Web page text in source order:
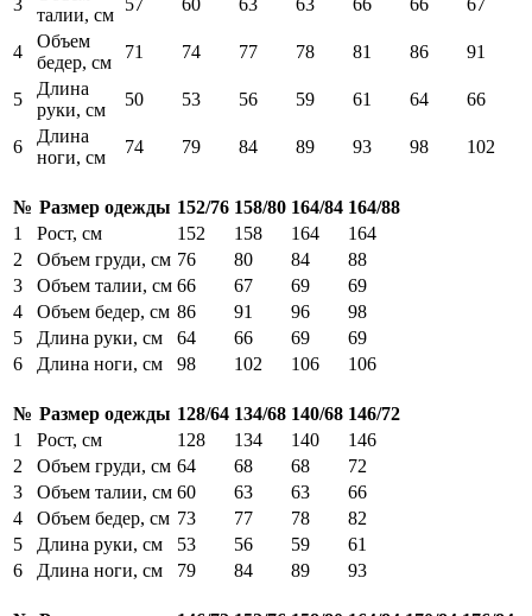
талии, см
4
Объем
бедер, см
71 74 77 78 81 86 91
5
Длина
руки, см
50 53 56 59 61 64 66
6
Длина
ноги, см
74 79 84 89 93 98 102
№ Размер одежды 152/76 158/80 164/84 164/88
1
Рост, см 152 158 164
164
2
Объем груди, см 76 80 84
88
3
Объем талии, см 66 67 69
69
4
Объем бедер, см 86 91 96
98
5
Длина руки, см 64 66 69
69
6
Длина ноги, см 98 102 106 106
№ Размер одежды 128/64 134/68 140/68 146/72
1
Рост, см 128 134 140
146
2
Объем груди, см 64 68 68
72
3
Объем талии, см 60 63 63
66
4
Объем бедер, см 73 77 78
82
5
Длина руки, см 53 56 59
61
6
Длина ноги, см 79 84 89 93